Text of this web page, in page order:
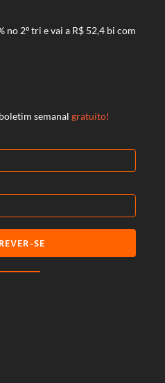
no 2º tri e vai a R$ 52,4 bi com
semanal gratuito!
SE